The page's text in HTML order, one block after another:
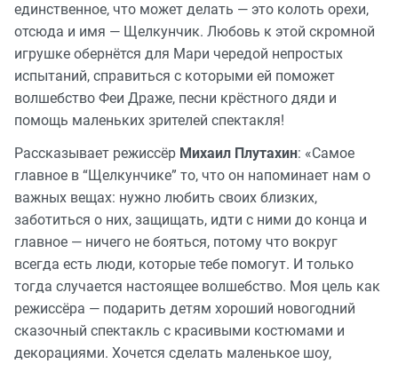
единственное, что может делать — это колоть орехи,
отсюда и имя — Щелкунчик. Любовь к этой скромной
игрушке обернётся для Мари чередой непростых
испытаний, справиться с которыми ей поможет
волшебство Феи Драже, песни крёстного дяди и
помощь маленьких зрителей спектакля!
Рассказывает режиссёр Михаил Плутахин: «Самое
главное в “Щелкунчике” то, что он напоминает нам о
важных вещах: нужно любить своих близких,
заботиться о них, защищать, идти с ними до конца и
главное — ничего не бояться, потому что вокруг
всегда есть люди, которые тебе помогут. И только
тогда случается настоящее волшебство. Моя цель как
режиссёра — подарить детям хороший новогодний
сказочный спектакль с красивыми костюмами и
декорациями. Хочется сделать маленькое шоу,